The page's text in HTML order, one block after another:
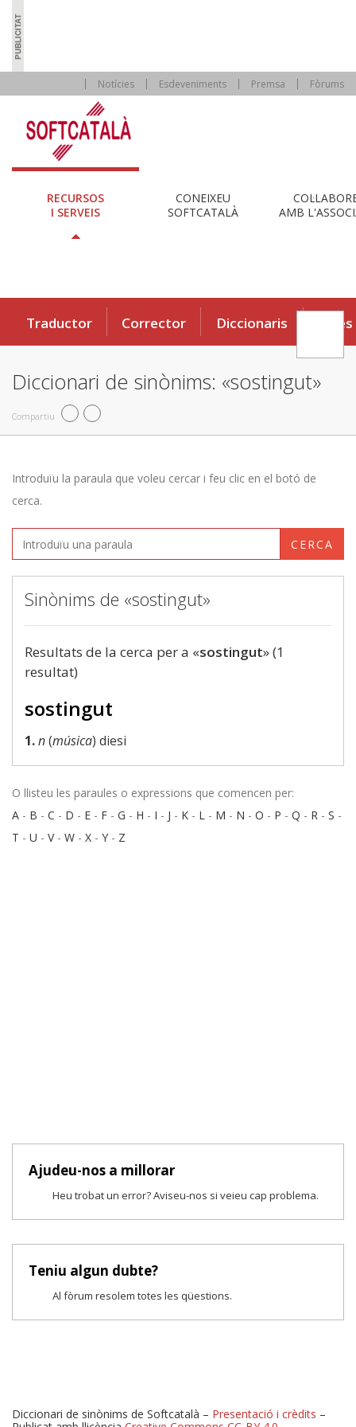
Notícies Esdeveniments Premsa Fòrums
RECURSOS
I SERVEIS
CONEIXEU
SOFTCATALÀ
AMB
Traductor Corrector Diccionaris Eines
Diccionari de sinònims: «sostingut»
Compartiu
Introduïu la paraula que voleu cercar i feu clic en el botó de
cerca.
CERCA
Sinònims de «sostingut»
Resultats de la cerca per a «sostingut» (1
resultat)
sostingut
1.n(música) diesi
O llisteu les paraules o expressions que comencen per:
A - B - C - D - E - F - G - H - I - J - K - L - M - N - O - P - Q - R - S -
T - U - V- W - X - Y - Z
Ajudeu-nos a millorar
Heu trobat un error? Aviseu-nos si veieu cap problema.
Teniu algun dubte?
Al fòrum resolem totes les qüestions.
Diccionari de sinònims de Softcatalà – Presentació i crèdits –